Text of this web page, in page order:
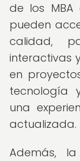
de los MBA
pueden
calidad,
interactivas
en
tecnología
una
actualizada.
Además,